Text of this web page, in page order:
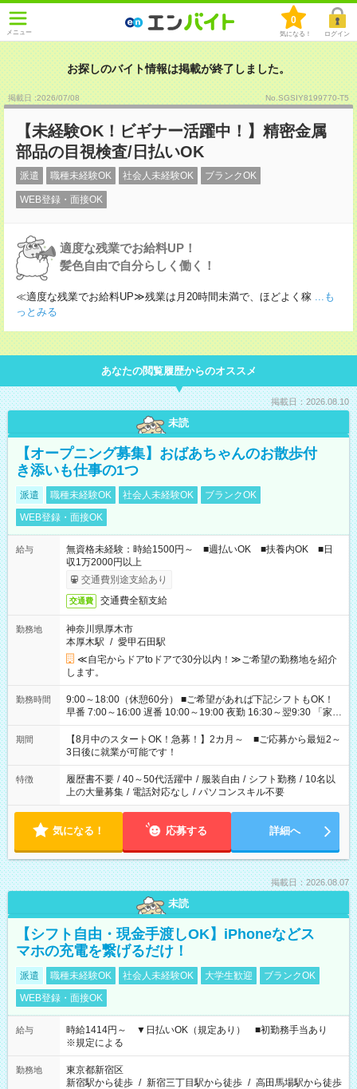
メニュー
0
気になる！ ログイン
お探しのバイト情報は掲載が終了しました。
掲載日 :2026/07/08 No.SGSIY8199770-T5
【未経験OK！ビギナー活躍中！】精密金属
部品の目視検査/日払いOK
派遣 職種未経験OK 社会人未経験OK ブランクOK
WEB登録・面接OK
適度な残業でお給料UP！
髪色自由で自分らしく働く！
≪適度な残業でお給料UP≫残業は月20時間未満で、ほどよく稼 ...も
っとみる
あなたの閲覧履歴からのオススメ
掲載日：2026.08.10
未読
【オープニング募集】おばあちゃんのお散歩付
き添いも仕事の1つ
派遣 職種未経験OK 社会人未経験OK
ブランクOK
WEB登録・面接OK
給与
無資格未経験：時給1500円～ ■週払いOK ■扶養内OK ■日
収1万2000円以上
交通費別途支給あり
交通費 交通費全額支給
勤務地
神奈川県厚木市
本厚木駅 / 愛甲石田駅
≪自宅からドアtoドアで30分以内！≫ご希望の勤務地を紹介
します。
勤務時間
9:00～18:00（休憩60分） ■ご希望があれば下記シフトもOK！
早番 7:00～16:00 遅番 10:00～19:00 夜勤 16:30～翌9:30 「家族
と休みを合わせたい」 「余裕を持って夕飯の準備がしたい」
「できれば残業はしたくない」 など、ご希望を教えてください
ね。 ※Wワーク希望の方へ 今ご覧のお仕事で希望する勤務時間
と、もう1つのお仕事の勤務時間。 合計で週40時間を超える場
合は応募できません。
期間
【8月中のスタートOK！急募！】2カ月～ ■ご応募から最短2～
3日後に就業が可能です！
特徴 履歴書不要 / 40～50代活躍中 / 服装自由 / シフト勤務 / 10名以
上の大量募集 / 電話対応なし / パソコンスキル不要
気になる！ 応募する 詳細へ
掲載日：2026.08.07
未読
【シフト自由・現金手渡しOK】iPhoneなどス
マホの充電を繋げるだけ！
派遣 職種未経験OK 社会人未経験OK 大学生歓迎
ブランクOK
WEB登録・面接OK
給与
時給1414円～ ▼日払いOK（規定あり） ■初勤務手当あり
※規定による
勤務地
東京都新宿区
新宿駅から徒歩 / 新宿三丁目駅から徒歩 / 高田馬場駅から徒歩